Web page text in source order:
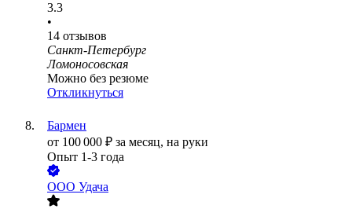
3.3
•
14 отзывов
Санкт-Петербург
Ломоносовская
Можно без резюме
Откликнуться
Бармен
от 100 000 ₽ за месяц, на руки
Опыт 1-3 года
ООО Удача